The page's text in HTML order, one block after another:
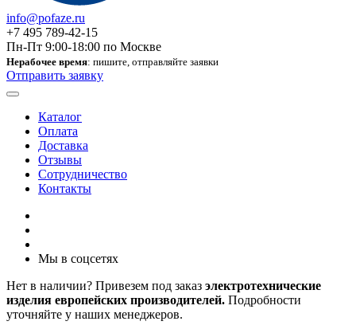
info@pofaze.ru
+7 495 789-42-15
Пн-Пт 9:00-18:00 по Москве
Нерабочее время: пишите, отправляйте заявки
Отправить заявку
Каталог
Оплата
Доставка
Отзывы
Сотрудничество
Контакты
Мы в соцсетях
Нет в наличии? Привезем под заказ электротехнические
изделия европейских производителей. Подробности
уточняйте у наших менеджеров.